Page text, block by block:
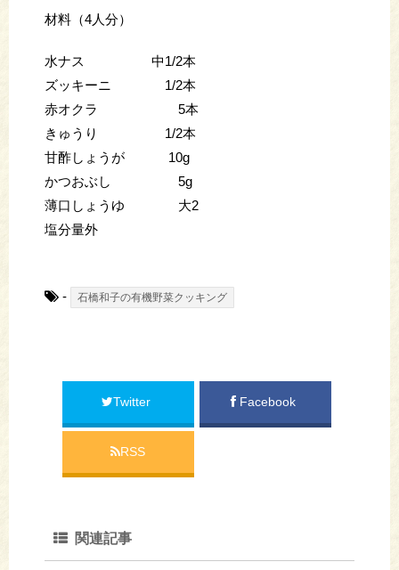
材料（4人分）
水ナス 中1/2本
ズッキーニ 1/2本
赤オクラ 5本
きゅうり 1/2本
甘酢しょうが 10g
かつおぶし 5g
薄口しょうゆ 大2
塩分量外
- 石橋和子の有機野菜クッキング
Twitter Facebook
RSS
関連記事